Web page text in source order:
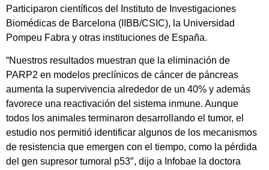
Participaron científicos del Instituto de Investigaciones
Biomédicas de Barcelona (IIBB/CSIC), la Universidad
Pompeu Fabra y otras instituciones de España.
“Nuestros resultados muestran que la eliminación de
PARP2 en modelos preclínicos de cáncer de páncreas
aumenta la supervivencia alrededor de un 40% y además
favorece una reactivación del sistema inmune. Aunque
todos los animales terminaron desarrollando el tumor, el
estudio nos permitió identificar algunos de los mecanismos
de resistencia que emergen con el tiempo, como la pérdida
del gen supresor tumoral p53″, dijo a Infobae la doctora